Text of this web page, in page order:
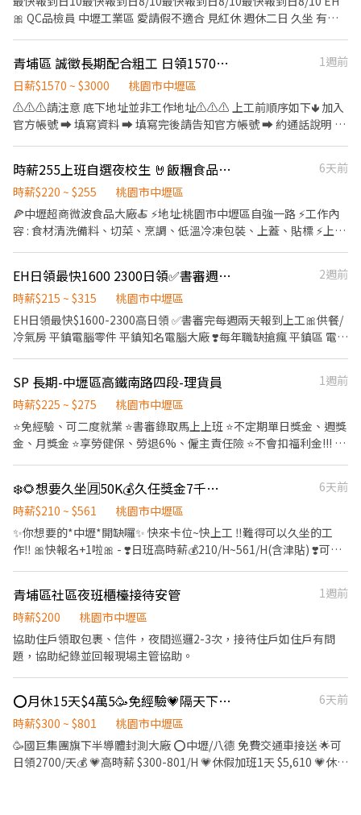
的控管 2. 負責收料及發料等庫存異動 3. 配合生產線排程進行領料及
輸入 2、物料檢驗報表製作 3、對物料庫存品進行定期抽檢 4、需會
看2D圖面及電子料Marking 5、有PCBA檢驗相關經驗佳 6、需支援
17:30 需配合加班 夜班20:30-05:30 需配合加班 ❤️工作地點:桃園市
大園區高鐵站前西路3段號(大江3分鐘) ❤️薪資福利： 日班時薪$210
日班薪$36960~49000(加班滿44小時,如周六加班更高) 夜班薪
$51260~63340(加班滿44小時,如周六加班更高) 夜班津貼450/日(當
日 見紅休 🎈員工福利🎈 ✅勞保、團保、勞退 ✅免繳福利金0.5% ✅
可周領 用錢沒煩惱 可日領 可周領 日領最高可達1920起 ❣️【快速預
約✚找康彼斯柔伊】❣️ ☑️【線上投遞履歷，將立即與您聯絡】
☑️【請電洽☎0911608280，找柔伊面試】 ☑️【LIN】
@661pongj【請留下 姓名✚電話✚職缺名稱】
🎀 QC品檢員 中壢工業區 愛請假不適合 見紅休 週休二日 久坐 有經
工作你快來~🎀 👍碳纖維複合材料檢查、測量 👍中壢工業區穩定工
作 👍時薪早班$220 👍可日領/週領 👍靜電服 👍周邊停車方便 👍中午
外出用餐 👍👍👍👍👍【求職最快速 每天都面試!】👍👍👍👍👍 ❤
【工作地點】：桃園市中壢區西園路(中壢工業區) ❤【工作內容】
需配合現場產線加班 ☛ 日班:08:00-16:30 💰【薪資待遇】: 日班
$220/H ➽享有勞健保、勞退基金、團保 🎀想找好工作 應徵方式:
✅0925-751371-洪小姐 ✅賴：https://lin.ee/sT0WJKx 🎇職缺很快
補滿，心動不如馬上行動🎈
青埔區 誠徵長期配合粗工 日領1570-3000 可日領 可週領
1週前
日薪$1570 ~ $3000
桃園市中壢區
⚠️⚠️⚠️請注意 底下地址並非工作地址⚠️⚠️⚠️ 上工前順序如下🢃 加入
官方帳號 ➡ 填寫資料 ➡ 填寫完後請告知官方帳號 ➡ 約通話說明 ➡
場有搬運車)等 依現場主管要求完成工作內容 👷‍♂️粗工 $1570起/日 加
班1小時$275(長期配合 報酬漸增) 👷🏻打石工 $2400起/日 大支
+$100 加班1小時$350 👷🏻當月做滿23工 獎金$1000 👷🏻介紹獎金
$1000(詳細規定另外說明) 領錢方式⬇️ 1.日領匯款 2.週領匯款 3.週領
時薪255上班自選夜校生 🤘飯糰食品廠🍝久任獎金15000元🍝
6天前
時薪$220 ~ $255
桃園市中壢區
🍕中壢超商微波食品大廠🍝 ⚡️地址:桃園市中壢區自強一路 ⚡️工作內
容 : 食材清洗備料、切菜、烹調、低溫冷凍包裝、上蓋、貼標 ⚡️上班
09:15 ⚡️薪資待遇 : 早班時薪$232、日班時薪 $220、中班時薪
$232、夜班時薪 $255 ⚡️休假制度 : 每周排休二日 ⚡️休息說明 : 休息
45分鐘， 間休共30分鐘 ►►►公司額外福利◄◄◄ 1.提供預支服務
(周領、日領) 2.免費機車位 3.體檢補助 ––––––––––––––––––––––
––––––––––––––––––––––––––––––––––––––––––––––––––––
【主動詢問】請主動告知：姓名+手機+區域+04 馬上安排請加官方
留言唷~) ––––––––––––––––––––––––––––––––––––––––––––
––––––––––––––
EH日領最快1600 2300日領✅書審週一三上工🎀供餐/冷氣房平鎮電腦零
2週前
時薪$215 ~ $315
桃園市中壢區
EH日領最快$1600-2300高日領 ✅書審完每週兩天報到上工🎀供餐/
冷氣房 平鎮電腦零件 平鎮知名電腦大廠 ❣️每年職缺搶瘋 平鎮區 電腦
～05:00（8月3日報到）報到完，當天下夜班~ 💎【上班地點】平鎮
大全聯附近 💎【休假】週休二日❤8HR見紅休 😍上班還能擁有家庭
日🥰 💎【用餐】免費供餐，加班供2餐 💎【薪資待遇】日班時薪
$215/H、夜班時薪$235/H 👍日領我最快👍 日領我最快👍 😚日班日
固定班別不輪班 ✅可日領 可周領 ✅免費機車停車位 ✅免費供餐 🎀應
徵方式: ☎加入好友，截圖詢問~ ✅0925-751371-洪小姐 ✅賴：
✜✜✜✜✜✜✜✜✜✜
SP 長期-中壢區高鐵南路四段-理貨員
1週前
時薪$225 ~ $275
桃園市中壢區
⭐️免經驗、可二度就業 ⭐️書審錄取馬上上班 ⭐️不定期單日獎金、週獎
金、月獎金 ⭐️享勞健保、勞退6%、僱主責任險 ⭐️不會扣福利金!!! ⭐️
07:00~16:00 時薪225~240元（含津貼） 午班：14:00~23:00 時薪
265~275元（含津貼） 【匯薪方式】：每月10號/周領/隔日領 ▶工
作地點：高鐵南:桃園市中壢區高鐵南路四段888號 【應徵方式】：
✌葉專員0967255368 ✌薛專員0938456835 ✌截圖後·點擊鏈接應
❄️🌻想要久坐🈷️50K💰久任獎金7千⭕可日領🍎高錄取✅電子組裝員
6天前
時薪$210 ~ $561
桃園市中壢區
✨你想要的*中壢*開缺囉✨ 快來卡位~快上工 ‼️難得可以久坐的工
作‼️ 🎀快報名+1啦🎀 - ❣️日班高時薪💰210/H~561/H(含津貼) ❣️可日
名唷 - ⭕職務介紹 1️⃣工作地點:中壢區過嶺路二段 2️⃣工作內容: 產品
包裝、組裝、組立及簡易之目檢 3️⃣休假方式: 周休二日 (平日需配合
加班🌷假日可不加班) 4️⃣薪資待遇:(含津貼) 日班✅$210/H 月收
✅36K~49K（含加班.津貼） - 5️⃣上班時間: (固定班) 日班
📱加賴+ [ job0965436880 ] 👉 點選下方傳送門
https://reurl.cc/3yr93M 加入後留言：姓名、電話、居住區域、職
缺截圖 ☎️聯絡電話:0965-436880（沈專員Yuki❄️）
青埔區社區夜班櫃檯接待安管
1週前
時薪$200
桃園市中壢區
協助住戶領取包裹、信件，夜間巡邏2-3次，接待住戶如住戶有問
題，協助紀錄並回報現場主管協助。
⭕月休15天$4萬5🥳免經驗💗隔天下夜🌟可日領2700/天🅿️汽車位✅冷氣房
6天前
時薪$300 ~ $801
桃園市中壢區
🥳國巨集團旗下半導體封測大廠 ⭕中壢/八德 免費交通車接送 🌟可
日領2700/天💰 💗高時薪 $300-801/H 💗休假加班1天 $5,610 💗休假